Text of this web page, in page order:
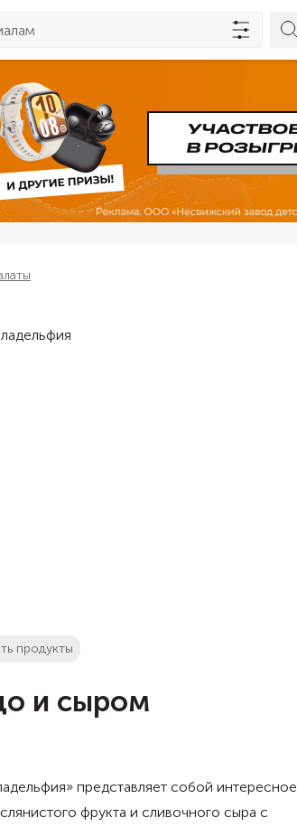
продукты
и сыром
представляет собой интересное
фрукта и сливочного сыра с